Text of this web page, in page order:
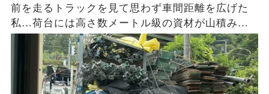
前を走るトラックを見て思わず車間距離を広げた
私…荷台には高さ数メートル級の資材が山積み。
『これ大丈夫？』と不安になり撮影した1枚の写真
を見返して気づいた危険な状態とは…